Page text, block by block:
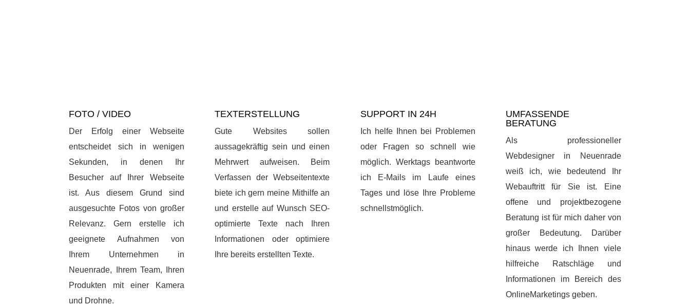
FOTO / VIDEO
Der Erfolg einer Webseite
entscheidet sich in wenigen
Sekunden, in denen Ihr
Besucher auf Ihrer Webseite
ist. Aus diesem Grund sind
ausgesuchte Fotos von großer
Relevanz. Gern erstelle ich
geeignete Aufnahmen von
Ihrem Unternehmen in
Neuenrade, Ihrem Team, Ihren
Produkten mit einer Kamera
und Drohne.
TEXTERSTELLUNG
Gute Websites sollen
aussagekräftig sein und einen
Mehrwert aufweisen. Beim
Verfassen der Webseitentexte
biete ich gern meine Mithilfe an
und erstelle auf Wunsch SEO-
optimierte Texte nach Ihren
Informationen oder optimiere
Ihre bereits erstellten Texte.
SUPPORT IN 24H
Ich helfe Ihnen bei Problemen
oder Fragen so schnell wie
möglich. Werktags beantworte
ich E-Mails im Laufe eines
Tages und löse Ihre Probleme
schnellstmöglich.
UMFASSENDE
BERATUNG
Als professioneller
Webdesigner in Neuenrade
weiß ich, wie bedeutend Ihr
Webauftritt für Sie ist. Eine
offene und projektbezogene
Beratung ist für mich daher von
großer Bedeutung. Darüber
hinaus werde ich Ihnen viele
hilfreiche Ratschläge und
Informationen im Bereich des
OnlineMarketings geben.